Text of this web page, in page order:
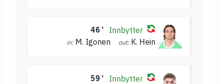
46' Innbytter
in: M. Igonen out: K. Hein
59' Innbytter